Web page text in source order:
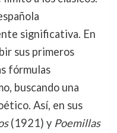
significativa. En
sus primeros
fórmulas
buscando una
Así, en sus
(1921) y Poemillas